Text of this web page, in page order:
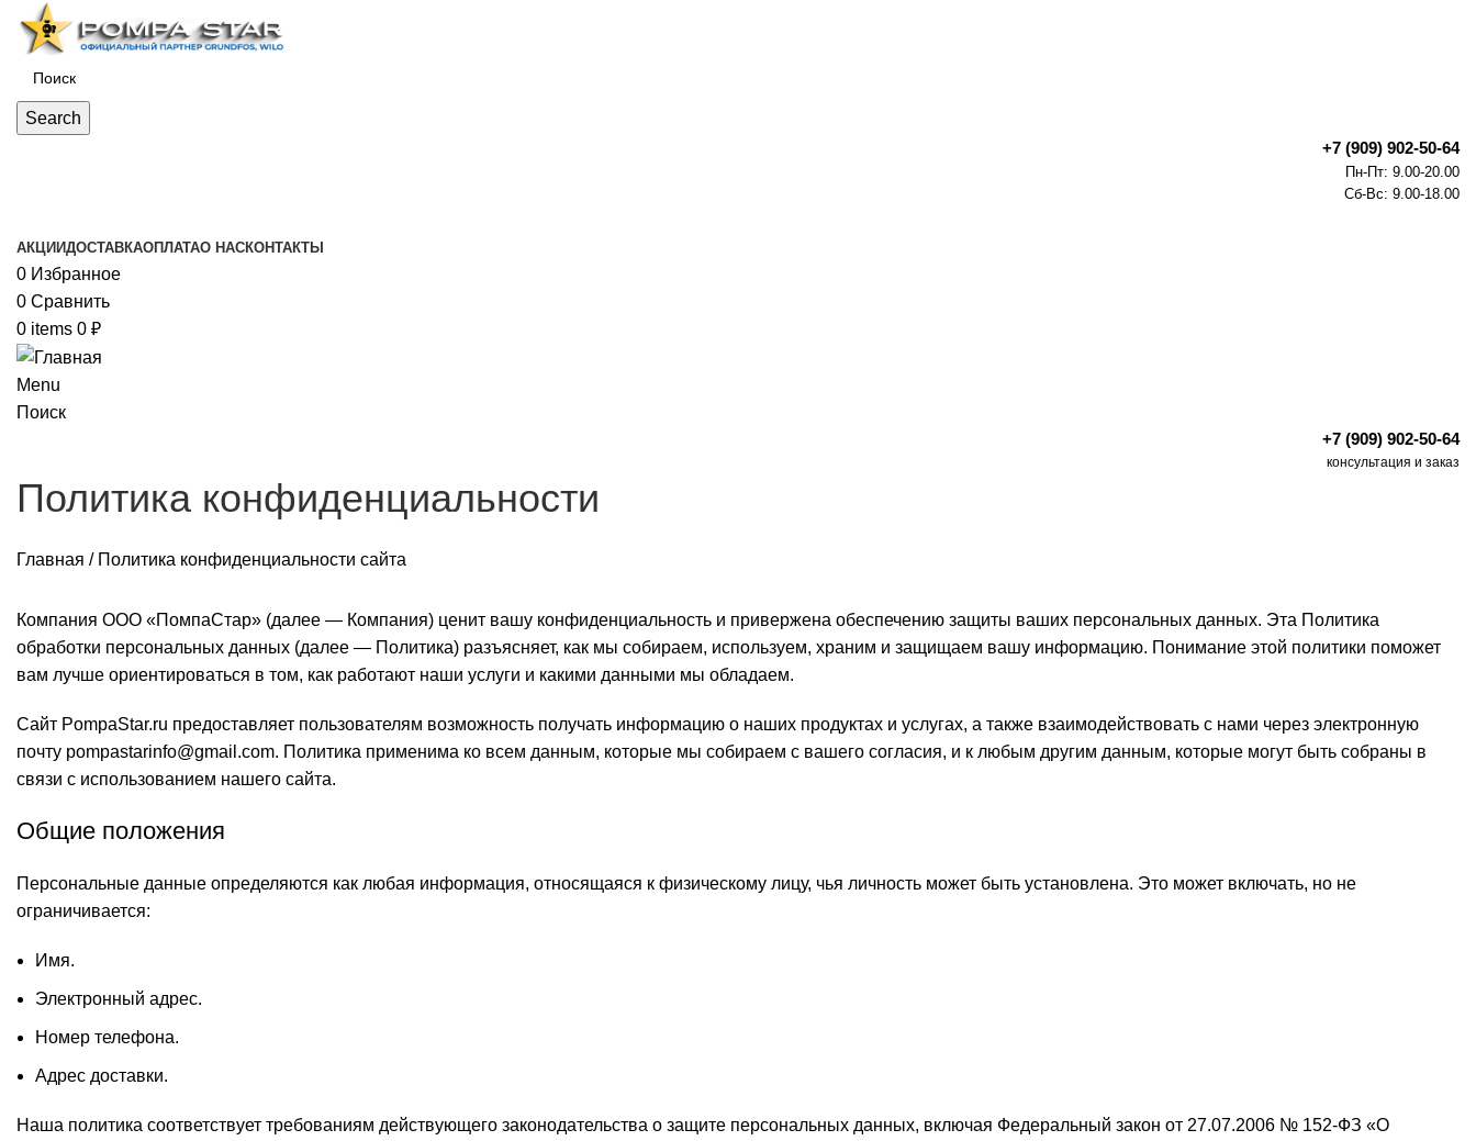
Search
+7 (909) 902-50-64
Пн-Пт: 9.00-20.00
Сб-Вс: 9.00-18.00
АКЦИИДОСТАВКАОПЛАТАО НАСКОНТАКТЫ
0 Избранное
0 Сравнить
0 items 0 ₽
Menu
Поиск
+7 (909) 902-50-64
консультация и заказ
Политика конфиденциальности
Главная / Политика конфиденциальности сайта
Компания ООО «ПомпаСтар» (далее — Компания) ценит вашу конфиденциальность и привержена обеспечению защиты ваших персональных данных. Эта Политика
обработки персональных данных (далее — Политика) разъясняет, как мы собираем, используем, храним и защищаем вашу информацию. Понимание этой политики поможет
вам лучше ориентироваться в том, как работают наши услуги и какими данными мы обладаем.
Сайт PompaStar.ru предоставляет пользователям возможность получать информацию о наших продуктах и услугах, а также взаимодействовать с нами через электронную
почту pompastarinfo@gmail.com. Политика применима ко всем данным, которые мы собираем с вашего согласия, и к любым другим данным, которые могут быть собраны в
связи с использованием нашего сайта.
Общие положения
Персональные данные определяются как любая информация, относящаяся к физическому лицу, чья личность может быть установлена. Это может включать, но не
ограничивается:
Имя.
Электронный адрес.
Номер телефона.
Адрес доставки.
Наша политика соответствует требованиям действующего законодательства о защите персональных данных, включая Федеральный закон от 27.07.2006 № 152-ФЗ «О